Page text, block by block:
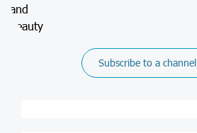
Subscribe to a channel